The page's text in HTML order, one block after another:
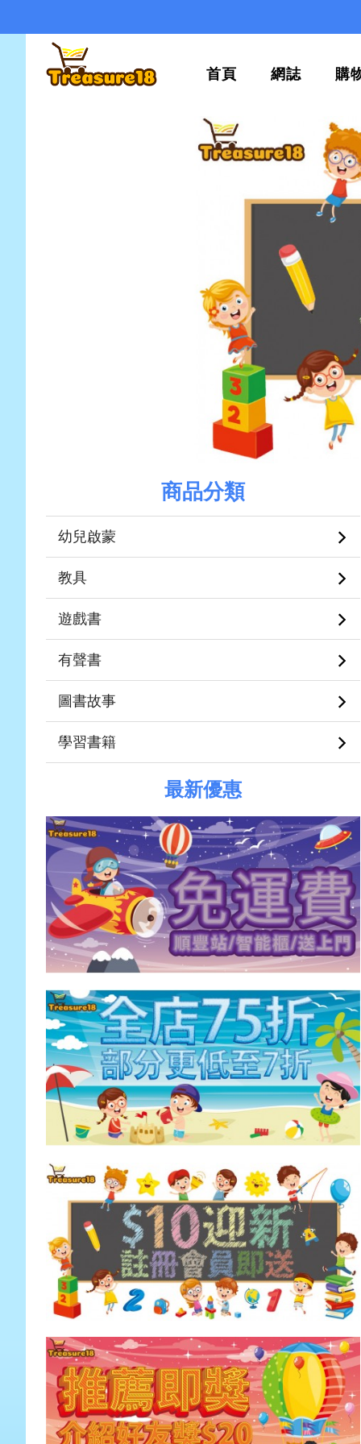
首頁 網誌 購
商品分類
幼兒啟蒙
教具
遊戲書
有聲書
圖書故事
學習書籍
最新優惠